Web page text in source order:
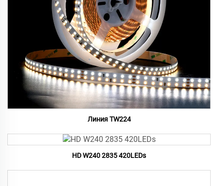
Линия TW224
HD W240 2835 420LEDs